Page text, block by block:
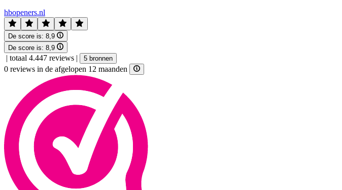
hbopeners.nl
De score is: 8,9
De score is: 8,9
| totaal 4.447 reviews | 5 bronnen
0 reviews in de afgelopen 12 maanden